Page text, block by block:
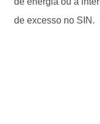
de excesso no SIN.